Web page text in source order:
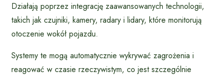
Działają poprzez integrację zaawansowanych technologii,
takich jak czujniki, kamery, radary i lidary, które monitorują
otoczenie wokół pojazdu.
Systemy te mogą automatycznie wykrywać zagrożenia i
reagować w czasie rzeczywistym, co jest szczególnie